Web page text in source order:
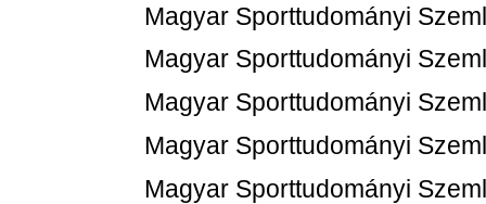
Magyar Sporttudományi
Magyar Sporttudományi
Magyar Sporttudományi
Magyar Sporttudományi
Magyar Sporttudományi